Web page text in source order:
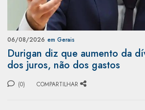
06/08/2026 em Gerais
Durigan diz que aumento da
dos juros, não dos gastos
(0) COMPARTILHAR